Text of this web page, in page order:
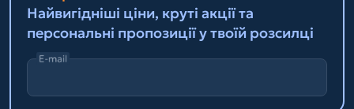
Найвигідніші ціни, круті акції та
персональні пропозиції у твоїй розсилці
E-mail